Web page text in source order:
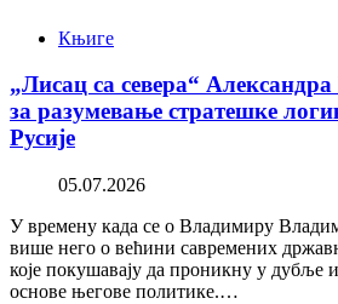
Књиге
„Лисац са севера“
за разумевање стратешке
Русије
05.07.2026
У времену када се о Владимиру
више него о већини савремених
које покушавају да проникну у дубље
основе његове политике.…